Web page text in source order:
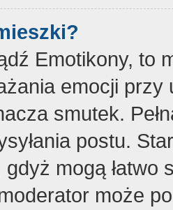
Emotikony, to
emocji
smutek.
postu.
mogą
może